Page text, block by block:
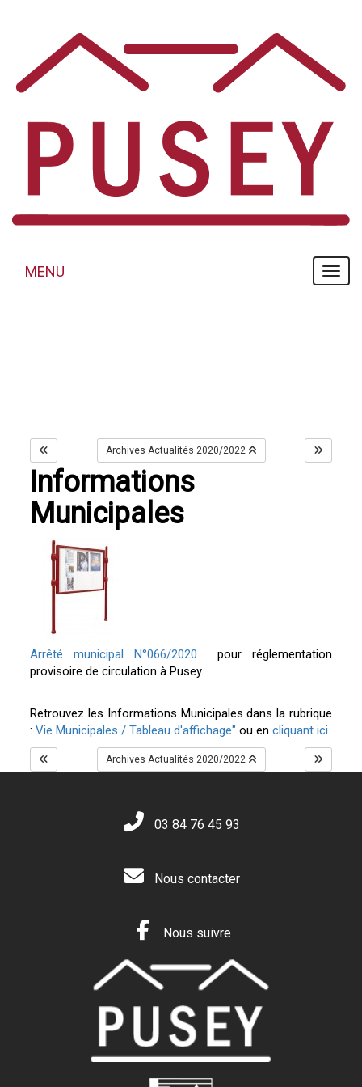
MENU
MENU
Archives Actualités 2020/2022
Informations
Municipales
Arrêté municipal N°066/2020 pour réglementation
provisoire de circulation à Pusey.
Retrouvez les Informations Municipales dans la rubrique
:Vie Municipales / Tableau d'affichage"ou en cliquant ici
Archives Actualités 2020/2022
03 84 76 45 93
Nous contacter
Nous suivre